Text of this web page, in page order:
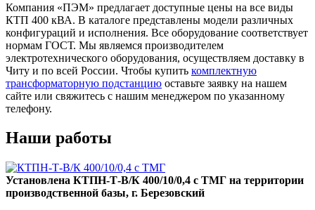
Компания «ПЭМ» предлагает доступные цены на все виды
КТП 400 кВА. В каталоге представлены модели различных
конфигураций и исполнения. Все оборудование соответствует
нормам ГОСТ. Мы являемся производителем
электротехнического оборудования, осуществляем доставку в
Читу и по всей России. Чтобы купить комплектную
трансформаторную подстанцию оставьте заявку на нашем
сайте или свяжитесь с нашим менеджером по указанному
телефону.
Наши работы
Установлена КТПН-Т-В/К 400/10/0,4 с ТМГ на территории
производственной базы, г. Березовский